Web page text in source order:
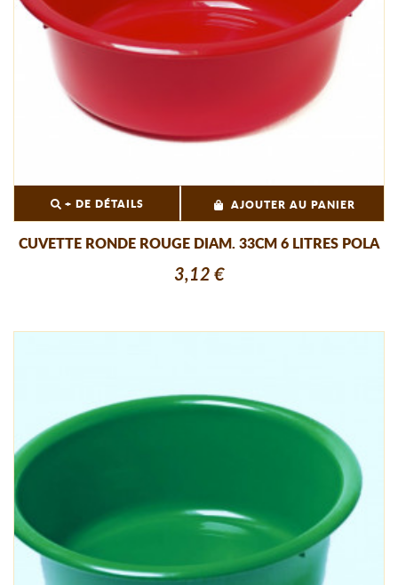
+ DE DÉTAILS AJOUTER AU PANIER
CUVETTE RONDE ROUGE DIAM. 33CM 6 LITRES POLA
3,12 €